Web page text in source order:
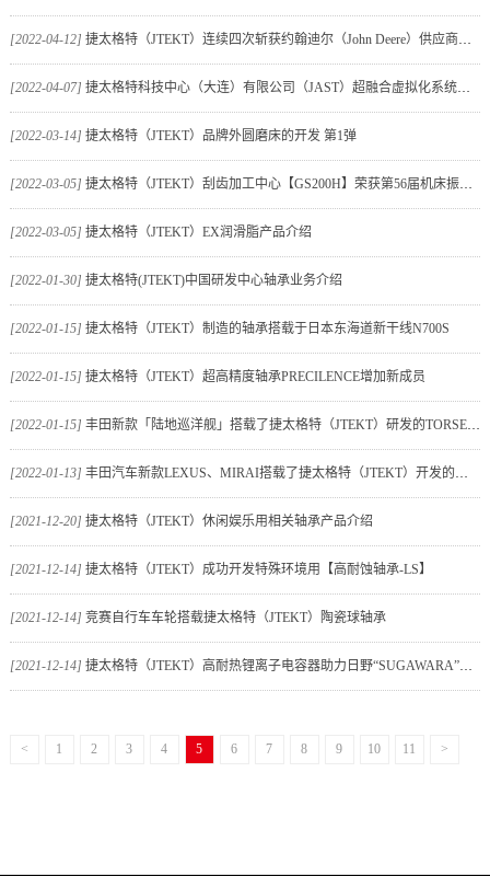
[2022-04-12] 捷太格特（JTEKT）连续四次斩获约翰迪尔（John Deere）供应商奖项
[2022-04-07] 捷太格特科技中心（大连）有限公司（JAST）超融合虚拟化系统平台等保2.0认证
[2022-03-14] 捷太格特（JTEKT）品牌外圆磨床的开发 第1弹
[2022-03-05] 捷太格特（JTEKT）刮齿加工中心【GS200H】荣获第56届机床振兴奖经济产业大臣奖
[2022-03-05] 捷太格特（JTEKT）EX润滑脂产品介绍
[2022-01-30] 捷太格特(JTEKT)中国研发中心轴承业务介绍
[2022-01-15] 捷太格特（JTEKT）制造的轴承搭载于日本东海道新干线N700S
[2022-01-15] 捷太格特（JTEKT）超高精度轴承PRECILENCE增加新成员
[2022-01-15] 丰田新款「陆地巡洋舰」搭载了捷太格特（JTEKT）研发的TORSEN LSD和轮毂单元
[2022-01-13] 丰田汽车新款LEXUS、MIRAI搭载了捷太格特（JTEKT）开发的全自动驾驶电动助力转向
[2021-12-20] 捷太格特（JTEKT）休闲娱乐用相关轴承产品介绍
[2021-12-14] 捷太格特（JTEKT）成功开发特殊环境用【高耐蚀轴承-LS】
[2021-12-14] 竞赛自行车车轮搭载捷太格特（JTEKT）陶瓷球轴承
[2021-12-14] 捷太格特（JTEKT）高耐热锂离子电容器助力日野“SUGAWARA”车队参加2022年达喀尔
< 1 2 3 4 5 6 7 8 9 10 11 >